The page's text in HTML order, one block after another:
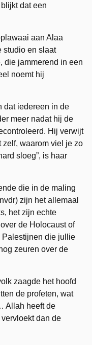
dat een
aan Alaa
studio en slaat
die jammerend in een
noemt hij
dat iedereen in de
meer nadat hij de
Hij verwijt
zelf, waarom viel je zo
sloeg”, is haar
die in de maling
zijn het allemaal
het zijn echte
de Holocaust of
Palestijnen die jullie
zeuren over de
zaagde het hoofd
de profeten, wat
Allah heeft de
dan de